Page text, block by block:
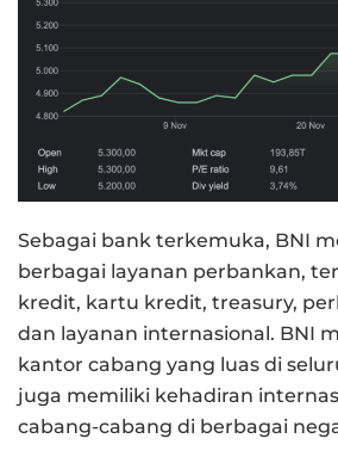
Sebagai bank terkemuka, BNI
berbagai layanan perbankan,
kredit, kartu kredit, treasury,
dan layanan internasional. BNI
kantor cabang yang luas di
juga memiliki kehadiran
cabang-cabang di berbagai